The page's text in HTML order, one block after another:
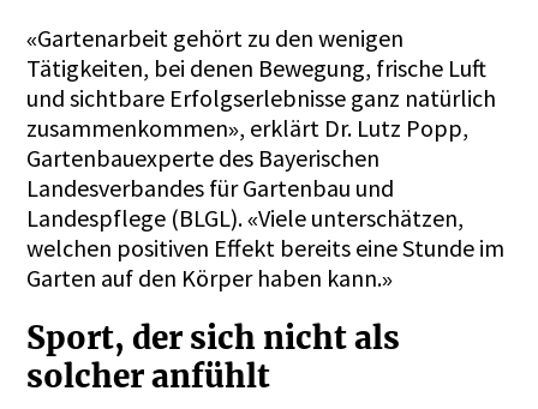
«Gartenarbeit gehört zu den wenigen
Tätigkeiten, bei denen Bewegung, frische Luft
und sichtbare Erfolgserlebnisse ganz natürlich
zusammenkommen», erklärt Dr. Lutz Popp,
Gartenbauexperte des Bayerischen
Landesverbandes für Gartenbau und
Landespflege (BLGL).«Viele unterschätzen,
welchen positiven Effekt bereits eine Stunde im
Garten auf den Körper haben kann.»
Sport, der sich nicht als
solcher anfühlt